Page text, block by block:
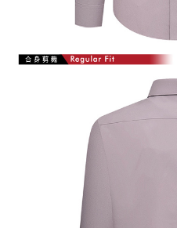
４．使用「AFTEE先享後付」時，將
時審查核予不同之上限額度；若仍有
恩沛科技股份有限公司將有權停止該